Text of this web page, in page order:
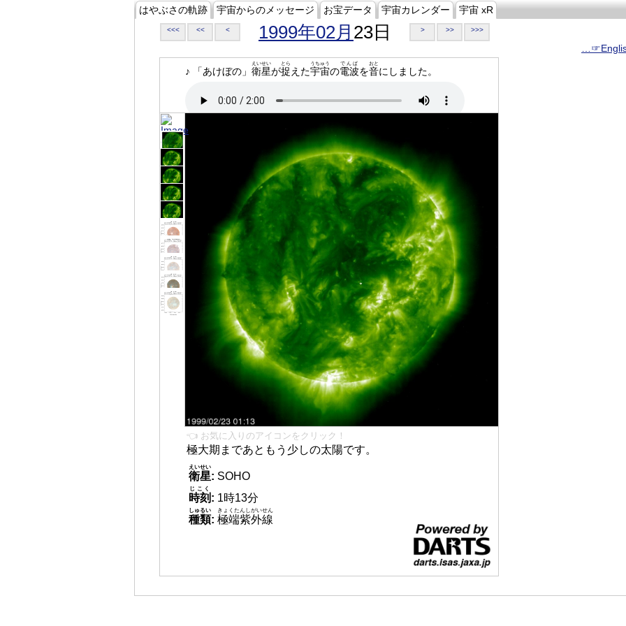
はやぶさの軌跡 宇宙からのメッセージ お宝データ 宇宙カレンダー 宇宙 xR
<<< << < 1999年02月 23日 > >> >>>
♪ 「あけぼの」 衛星
えいせい
が捉
とら
えた宇宙
うちゅう
の電波
でんぱ
を音
おと
にしました。
👈 お気に入りのアイコンをクリック！
極大期まであともう少しの太陽です。
衛星
えいせい
: SOHO
時刻
じこく
: 1時13分
種類
しゅるい
: 極端紫外線
きょくたんしがいせん